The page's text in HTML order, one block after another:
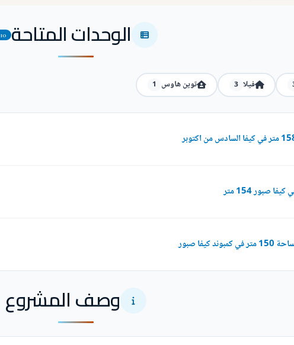
الوحدات المتاحة 10
فيلا 3 توين هاوس 1
صبور
وصف المشروع